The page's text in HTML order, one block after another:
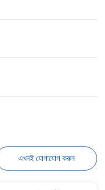
এখনই যোগাযোগ করুন